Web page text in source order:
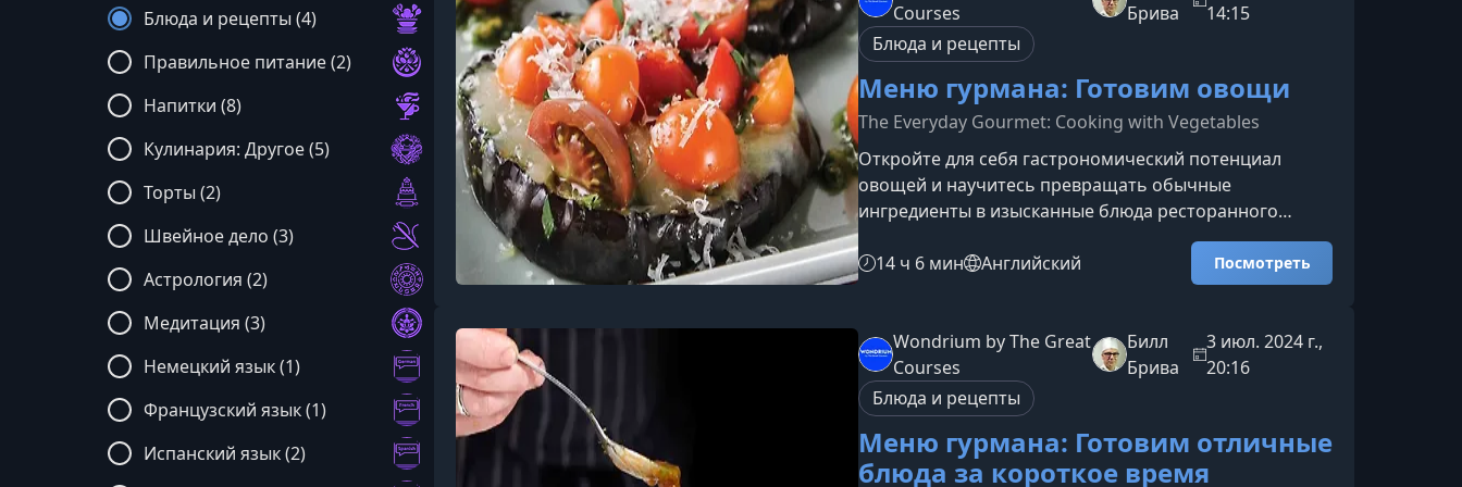
Блюда и рецепты (4)
Правильное питание (2)
Напитки (8)
Кулинария: Другое (5)
Торты (2)
Швейное дело (3)
Астрология (2)
Медитация (3)
Немецкий язык (1)
Французский язык (1)
Испанский язык (2)
богатство сезона. Использование сезонных овощей и
фруктов Техники приготовлени
Courses
Брива
14:15
Блюда и рецепты
Меню гурмана: Готовим овощи
The Everyday Gourmet: Cooking with Vegetables
Откройте для себя гастрономический потенциал
овощей и научитесь превращать обычные
ингредиенты в изысканные блюда ресторанного
уровня. Этот курс — ваш проводник в мир тонких
вкусов, ароматов и техник, которые помогут взглянуть
на брокколи, шпинат, кабачки и другие овощи
признанным шеф-поваром Кулинарного института
Америки и сочетает классические приемы,
современные гастрономические подходы и пр
14 ч 6 мин Английский Посмотреть
Wondrium by The Great
Courses
Билл
Брива
3 июл. 2024 г.,
20:16
Блюда и рецепты
Меню гурмана: Готовим отличные
блюда за короткое время